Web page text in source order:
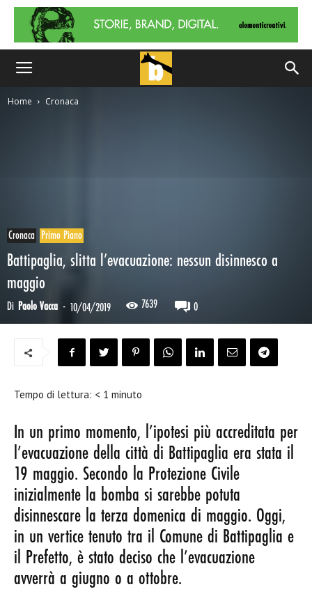
Home Cronaca
Cronaca Primo Piano
Battipaglia, slitta l’evacuazione: nessun disinnesco a
maggio
Di Paolo Vacca - 10/04/2019 7639 0
Tempo di lettura: < 1 minuto
In un primo momento, l’ipotesi più accreditata per
l’evacuazione della città di Battipaglia era stata il
19 maggio. Secondo la Protezione Civile
inizialmente la bomba si sarebbe potuta
disinnescare la terza domenica di maggio. Oggi,
in un vertice tenuto tra il Comune di Battipaglia e
il Prefetto, è stato deciso che l’evacuazione
avverrà a giugno o a ottobre.